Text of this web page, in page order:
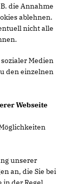
die Annahme
ablehnen.
nicht alle
Medien
den einzelnen
Webseite
unserer
an, die Sie bei